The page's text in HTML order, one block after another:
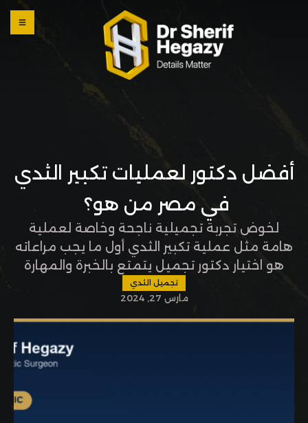
أفضل دكتور لعمليات تكبير الثدي
في مصر من هو؟
لخوض تجربة تجميلية ناجحة وخاصة لعملية
هامة مثل عملية تكبير الثدي أول ما يجب مراعاته
هو اختيار دكتور تجميل يتمتع بالخبرة والمهارة
فمن هو أفضل دكتور لعمليات تكبير الثدي في
مصر تضمنين معه المرور بتجربة آمنة ومريحة؟
تابعي معنا المقالة التالية لمعرفة أهم
التفاصيل من خلال موقع دكتور شريف حجازي.
عوامل اختيار أفضل دكتور لعمليات …
تجميل الثدي
مارس 27, 2024